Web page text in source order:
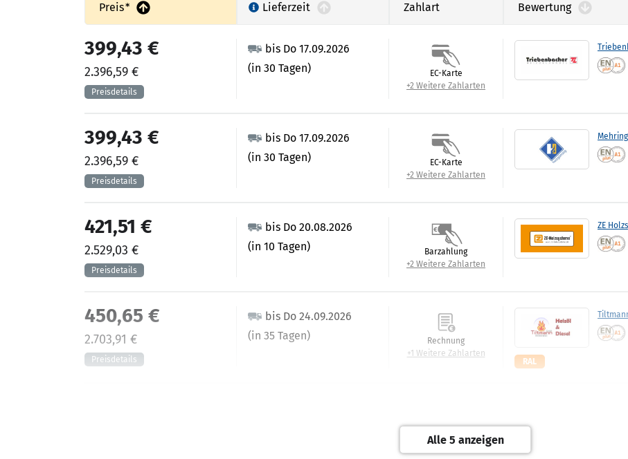
Preis* Lieferzeit Zahlart Bewertung
bis Do 17.09.2026
(in 30 Tagen)
399,43 €
2.396,59 €
EC-Karte
+2 Weitere Zahlarten
bis Do 17.09.2026
(in 30 Tagen)
399,43 €
2.396,59 €
EC-Karte
+2 Weitere Zahlarten
ZE
bis Do 20.08.2026
(in 10 Tagen)
421,51 €
2.529,03 €
Barzahlung
+2 Weitere Zahlarten
RAL
bis Do 24.09.2026
(in 35 Tagen)
450,65 €
2.703,91 €
Rechnung
+1 Weitere Zahlarten
Alle 5 anzeigen